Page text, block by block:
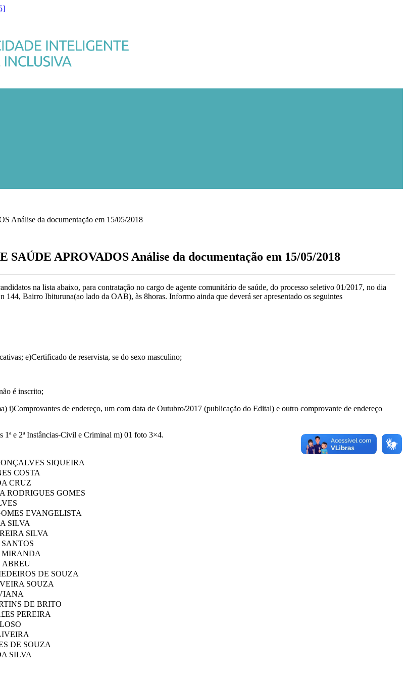
da documentação em 15/05/2018
APROVADOS Análise da documentação em 15/05/2018
na lista abaixo, para contratação no cargo de agente comunitário de saúde, do processo seletivo 01/2017, no dia
Bairro Ibituruna(ao lado da OAB), às 8horas. Informo ainda que deverá ser apresentado os seguintes
e)Certificado de reservista, se do sexo masculino;
é inscrito;
de endereço, um com data de Outubro/2017 (publicação do Edital) e outro comprovante de endereço
1ª e 2ª Instâncias-Civil e Criminal m) 01 foto 3×4.
SIQUEIRA
COSTA
CRUZ
RODRIGUES GOMES
EVANGELISTA
SILVA
SILVA
ABREU
DE SOUZA
SOUZA
DE BRITO
PEREIRA
DE SOUZA
SILVA